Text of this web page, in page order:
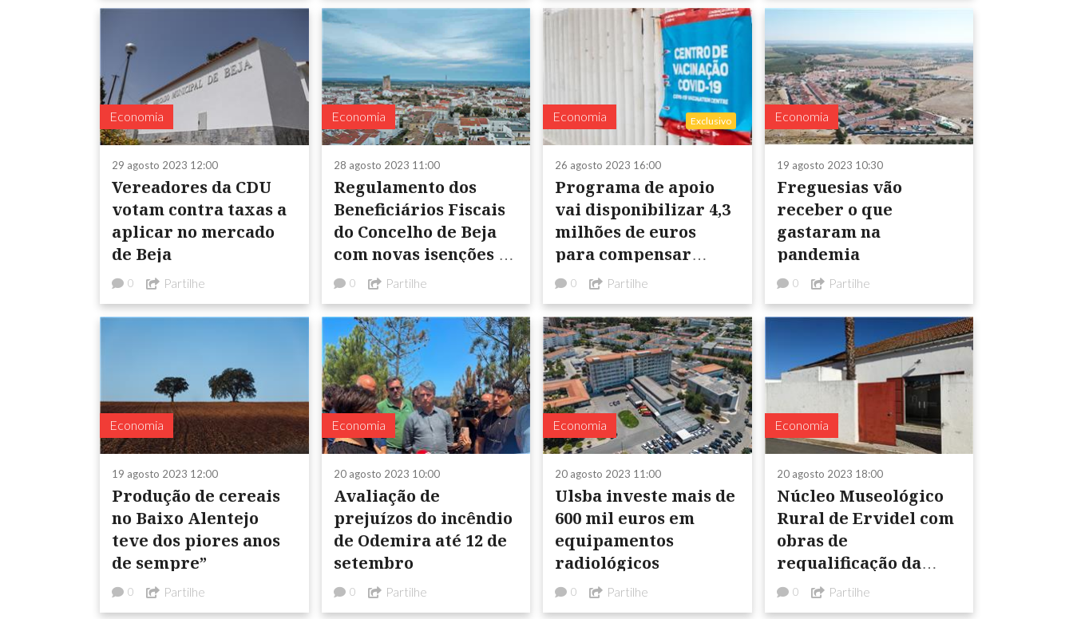
Economia
29 agosto 2023 12:00
Vereadores da CDU
votam contra taxas a
aplicar no mercado
de Beja
0 Partilhe
Economia
28 agosto 2023 11:00
Regulamento dos
Beneficiários Fiscais
do Concelho de Beja
com novas isenções ao
IMI e IMT
0 Partilhe
Economia Exclusivo
26 agosto 2023 16:00
Programa de apoio
vai disponibilizar 4,3
milhões de euros
para compensar
gastos com a covid-19
0 Partilhe
Economia
19 agosto 2023 10:30
Freguesias vão
receber o que
gastaram na
pandemia
0 Partilhe
Economia
19 agosto 2023 12:00
Produção de cereais
no Baixo Alentejo
teve dos piores anos
de sempre”
0 Partilhe
Economia
20 agosto 2023 10:00
Avaliação de
prejuízos do incêndio
de Odemira até 12 de
setembro
0 Partilhe
Economia
20 agosto 2023 11:00
Ulsba investe mais de
600 mil euros em
equipamentos
radiológicos
0 Partilhe
Economia
20 agosto 2023 18:00
Núcleo Museológico
Rural de Ervidel com
obras de
requalificação da
cobertura no valor de
112 mil euros
0 Partilhe